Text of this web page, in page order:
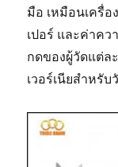
มือ เหมือนเครื่อ
เปอร์ และค่าคว
กดของผู้วัดแต่ล
เวอร์เนียสำหรั